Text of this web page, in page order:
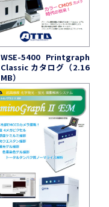
WSE-5400 Printgraph
Classic カタログ（2.16
MB）